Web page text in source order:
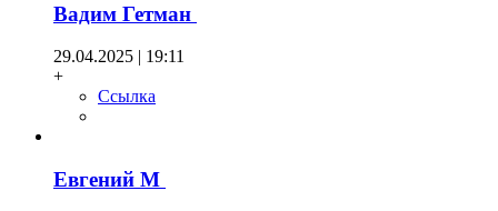
Вадим Гетман
29.04.2025 | 19:11
+
Ссылка
Евгений М